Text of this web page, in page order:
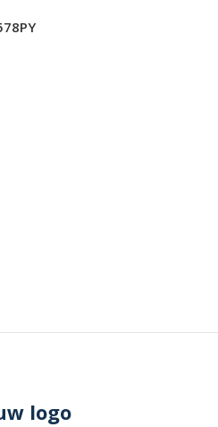
logo